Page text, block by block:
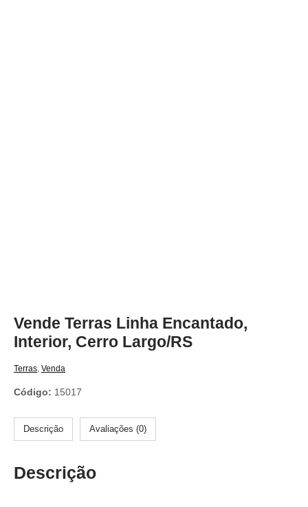
Vende Terras Linha Encantado,
Interior, Cerro Largo/RS
Terras Venda
Código: 15017
Descrição Avaliações (0)
Descrição